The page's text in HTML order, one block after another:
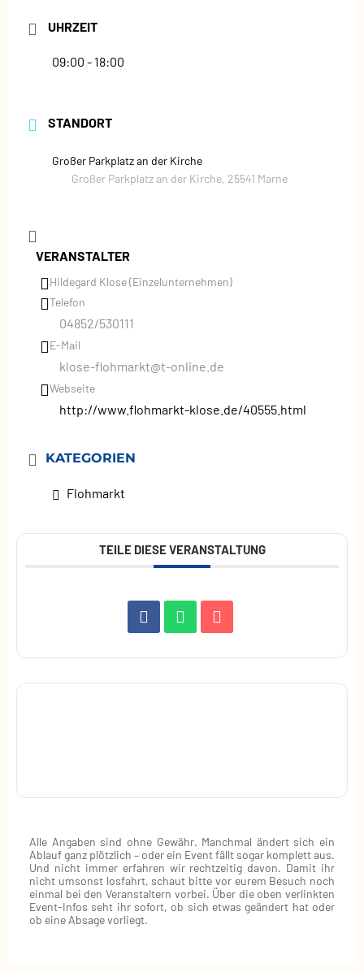
UHRZEIT
09:00 - 18:00
STANDORT
Großer Parkplatz an der Kirche
Großer Parkplatz an der Kirche, 25541 Marne
VERANSTALTER
Hildegard Klose (Einzelunternehmen)
Telefon
04852/530111
E-Mail
klose-flohmarkt@t-online.de
Webseite
http://www.flohmarkt-klose.de/40555.html
KATEGORIEN
Flohmarkt
TEILE DIESE VERANSTALTUNG
Alle Angaben sind ohne Gewähr. Manchmal ändert sich ein
Ablauf ganz plötzlich – oder ein Event fällt sogar komplett aus.
Und nicht immer erfahren wir rechtzeitig davon. Damit ihr
nicht umsonst losfahrt, schaut bitte vor eurem Besuch noch
einmal bei den Veranstaltern vorbei. Über die oben verlinkten
Event‑Infos seht ihr sofort, ob sich etwas geändert hat oder
ob eine Absage vorliegt.